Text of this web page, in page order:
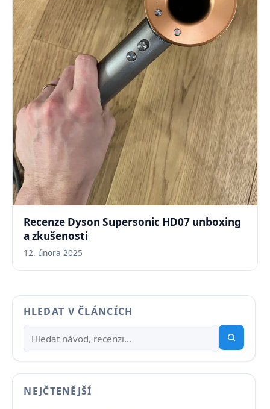
Recenze Dyson Supersonic HD07 unboxing
a zkušenosti
12. února 2025
HLEDAT V ČLÁNCÍCH
NEJČTENĚJŠÍ